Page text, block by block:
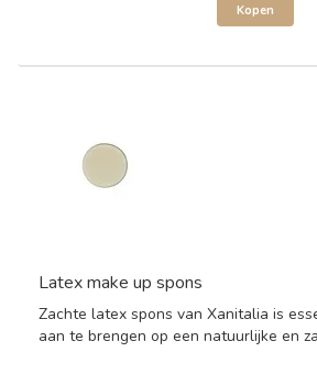
Kopen
Latex make up spons
Zachte latex spons van Xanitalia is
aan te brengen op een natuurlijke en